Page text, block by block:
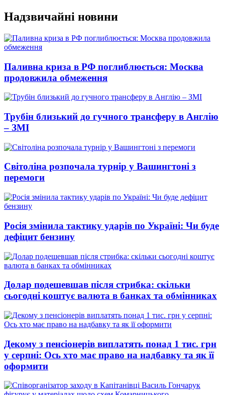
Перейти
до
вмісту
Надзвичайні новини
Паливна криза в РФ поглиблюється: Москва
продовжила обмеження
Трубін близький до гучного трансферу в Англію
– ЗМІ
Світоліна розпочала турнір у Вашингтоні з
перемоги
Росія змінила тактику ударів по Україні: Чи буде
дефіцит бензину
Долар подешевшав після стрибка: скільки
сьогодні коштує валюта в банках та обмінниках
Декому з пенсіонерів виплатять понад 1 тис. грн
у серпні: Ось хто має право на надбавку та як її
оформити